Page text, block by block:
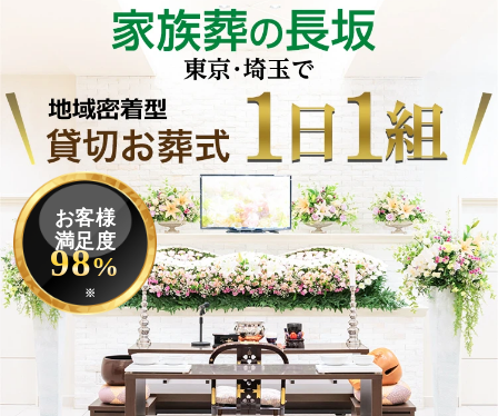
お客様
満足度
98%
※